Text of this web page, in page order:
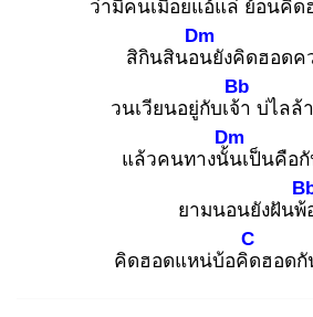
ว่ามีคนเมื่อยแอ้แล่ ย้อนคิด
สิกินสินอน
Dm
ยังคิดฮอดค
วนเวียนอยู่กับเจ้า
Bb
บ่ไลล้
แล้วคนทางนั้น
Dm
เป็นคือ
ยามนอนยังฝันพ้
คิดฮอดแหน่บ้อคิด
C
ฮอด